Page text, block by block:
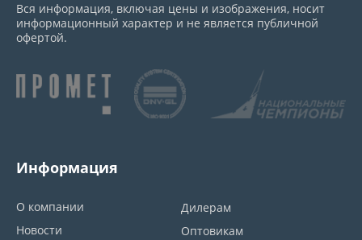
Вся информация, включая цены и изображения, носит
информационный характер и не является публичной
офертой.
Информация
О компании
Новости
Дилерам
Оптовикам